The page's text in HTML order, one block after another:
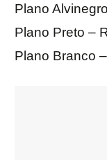
Plano
Plano Preto –
Plano Branco